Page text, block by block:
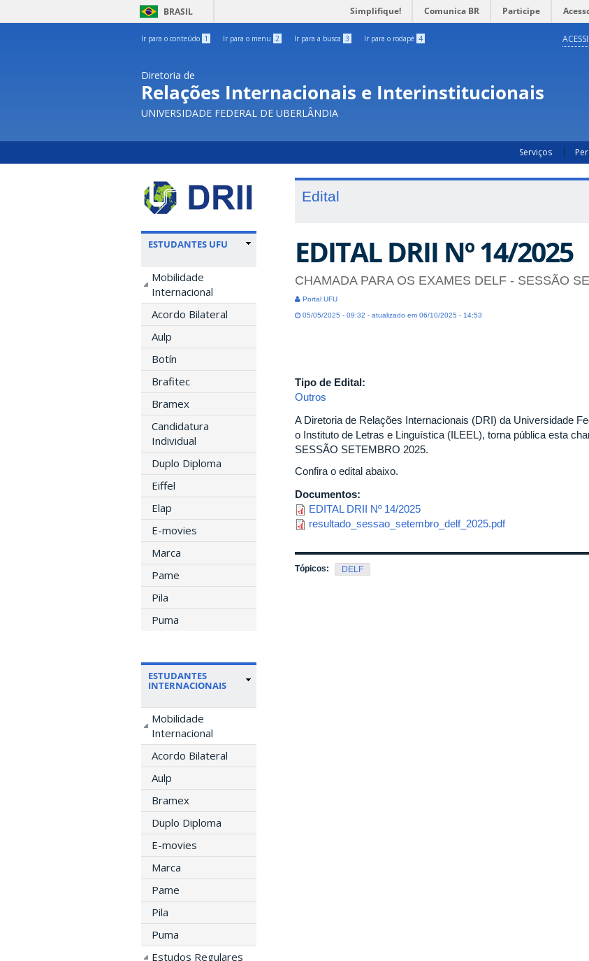
BRASIL Simplifique! Comunica BR Participe
Ir para o conteúdo 1 Ir para o menu 2 Ir para a busca 3 Ir para o rodapé 4
Diretoria de
Relações Internacionais e Interinstitucionais
UNIVERSIDADE FEDERAL DE UBERLÂNDIA
Serviços
ESTUDANTES UFU
Mobilidade
Internacional
Acordo Bilateral
Aulp
Botín
Brafitec
Bramex
Candidatura
Individual
Duplo Diploma
Eiffel
Elap
E-movies
Marca
Pame
Pila
Puma
ESTUDANTES
INTERNACIONAIS
Mobilidade
Internacional
Acordo Bilateral
Aulp
Bramex
Duplo Diploma
E-movies
Marca
Pame
Pila
Puma
Estudos Regulares
Edital
EDITAL DRII Nº 14/2025
CHAMADA PARA OS EXAMES DELF - SESSÃO
Portal UFU
05/05/2025 - 09:32 - atualizado em 06/10/2025 - 14:53
Tipo de Edital:
Outros
A Diretoria de Relações Internacionais (DRI) da Universidade
o Instituto de Letras e Linguística (ILEEL), torna pública esta
SESSÃO SETEMBRO 2025.
Confira o edital abaixo.
Documentos:
EDITAL DRII Nº 14/2025
resultado_sessao_setembro_delf_2025.pdf
Tópicos: DELF